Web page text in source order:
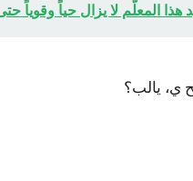
هذا المعلّم لا يزال حياً وقوياً
ي، يالب؟